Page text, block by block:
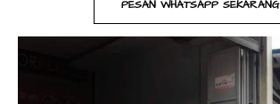
PESAN WHATSAPP SEKARANG